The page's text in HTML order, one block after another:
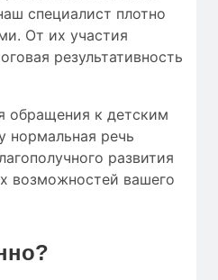
специалист плотно
От их участия
результативность
обращения к детским
нормальная речь
развития
возможностей вашего